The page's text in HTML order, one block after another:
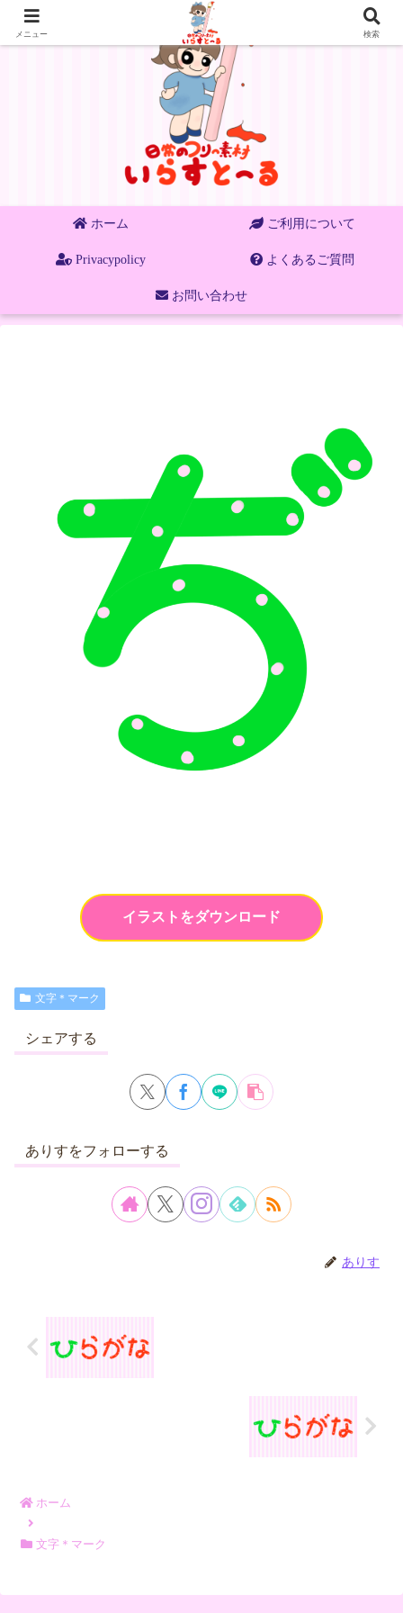
ホーム ご利用について
Privacypolicy よくあるご質問
お問い合わせ
イラストをダウンロード
文字＊マーク
シェアする
ありすをフォローする
ありす
ホーム
文字＊マーク
メニュー 検索